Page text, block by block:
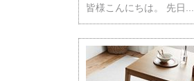
皆様こんにちは。 先日...